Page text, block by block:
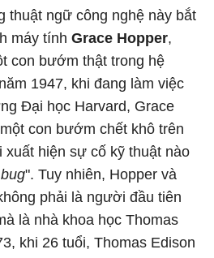
thuật ngữ công nghệ này bắt
máy tính Grace Hopper,
con bướm thật trong hệ
1947, khi đang làm việc
Đại học Harvard, Grace
con bướm chết khô trên
hiện sự cố kỹ thuật nào
". Tuy nhiên, Hopper và
phải là người đầu tiên
là nhà khoa học Thomas
khi 26 tuổi, Thomas Edison